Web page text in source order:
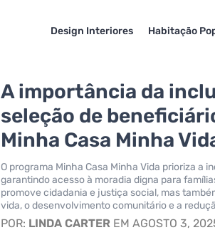
Design Interiores Habitação
A importância da
seleção de
Minha Casa Minha
O programa Minha Casa Minha Vida prioriza a
garantindo acesso à moradia digna para
promove cidadania e justiça social, mas
vida, o desenvolvimento comunitário e a
POR: LINDA CARTER EM AGOSTO 3,